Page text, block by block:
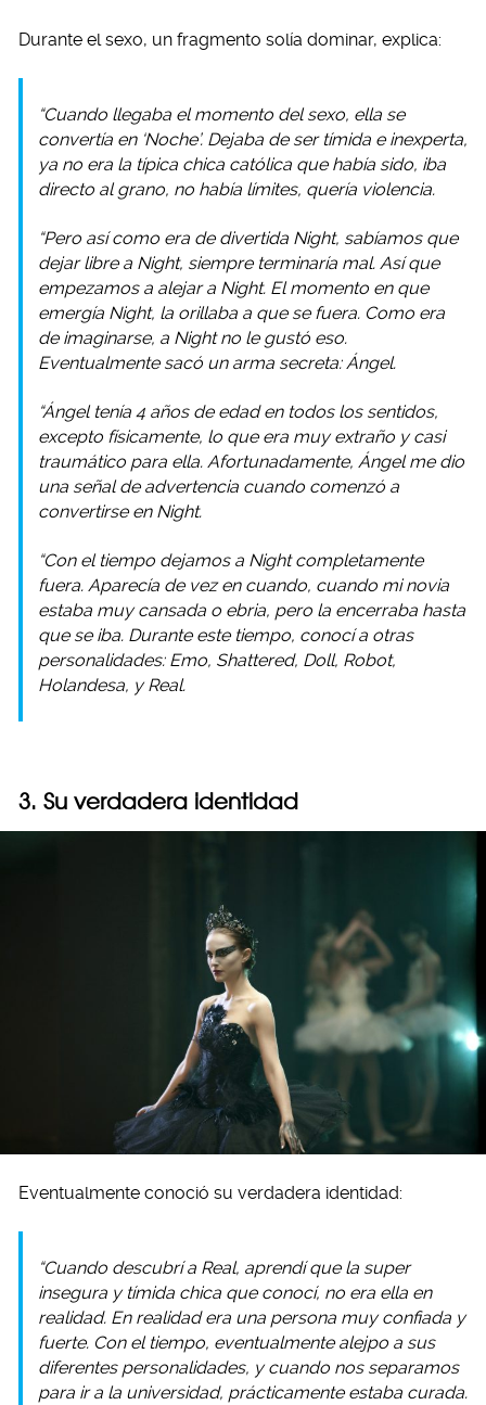
Durante el sexo, un fragmento solía dominar, explica:
“Cuando llegaba el momento del sexo, ella se
convertía en ‘Noche’. Dejaba de ser tímida e inexperta,
ya no era la típica chica católica que había sido, iba
directo al grano, no había límites, quería violencia.
“Pero así como era de divertida Night, sabíamos que
dejar libre a Night, siempre terminaría mal. Así que
empezamos a alejar a Night. El momento en que
emergía Night, la orillaba a que se fuera. Como era
de imaginarse, a Night no le gustó eso.
Eventualmente sacó un arma secreta: Ángel.
“Ángel tenía 4 años de edad en todos los sentidos,
excepto físicamente, lo que era muy extraño y casi
traumático para ella. Afortunadamente, Ángel me dio
una señal de advertencia cuando comenzó a
convertirse en Night.
“Con el tiempo dejamos a Night completamente
fuera. Aparecía de vez en cuando, cuando mi novia
estaba muy cansada o ebria, pero la encerraba hasta
que se iba. Durante este tiempo, conocí a otras
personalidades: Emo, Shattered, Doll, Robot,
Holandesa, y Real.
3. Su verdadera identidad
Eventualmente conoció su verdadera identidad:
“Cuando descubrí a Real, aprendí que la super
insegura y tímida chica que conocí, no era ella en
realidad. En realidad era una persona muy confiada y
fuerte. Con el tiempo, eventualmente alejpo a sus
diferentes personalidades, y cuando nos separamos
para ir a la universidad, prácticamente estaba curada.